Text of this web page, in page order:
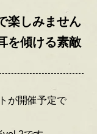
楽しみません
を傾ける素敵
が開催予定で